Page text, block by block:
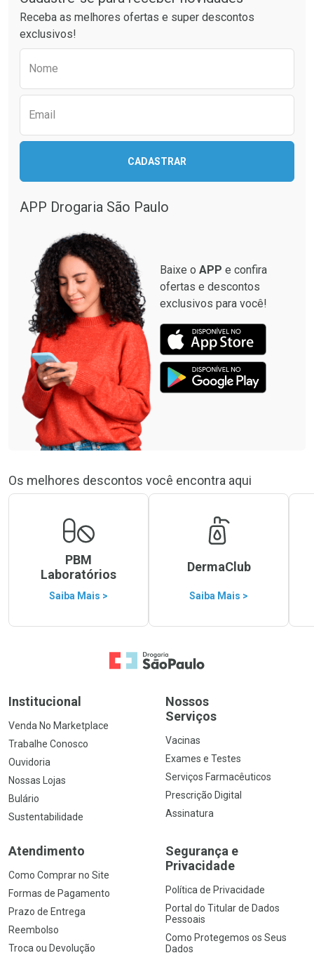
Comprar sem Desconto
Por R$ 26,59/cada
Comprar sem Desconto
Por R$ 26,59/cada
Comprar sem Desconto
Comprar sem Desconto
Receba as melhores ofertas e super descontos
exclusivos!
Nome
Email
CADASTRAR
APP Drogaria São Paulo
Baixe o APP e confira
ofertas e descontos
exclusivos para você!
Os melhores descontos você encontra aqui
PBM
Laboratórios
Saiba Mais >
DermaClub
Saiba Mais >
Ir para a Home
Institucional
Venda No Marketplace
Trabalhe Conosco
Ouvidoria
Nossas Lojas
Bulário
Sustentabilidade
Nossos
Serviços
Vacinas
Exames e Testes
Serviços Farmacêuticos
Prescrição Digital
Assinatura
Atendimento
Como Comprar no Site
Formas de Pagamento
Prazo de Entrega
Reembolso
Troca ou Devolução
Segurança e
Privacidade
Política de Privacidade
Portal do Titular de Dados
Pessoais
Como Protegemos os Seus
Dados